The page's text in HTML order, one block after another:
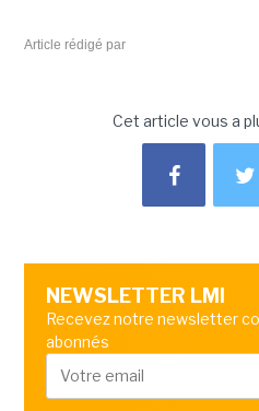
Article rédigé par
Cet article vous a
NEWSLETTER LMI
Recevez notre newsletter
abonnés